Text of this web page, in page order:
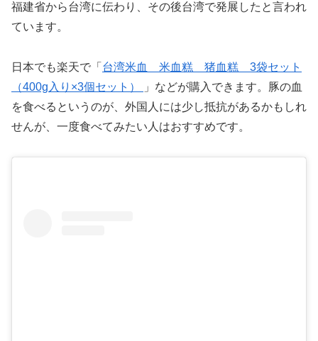
福建省から台湾に伝わり、その後台湾で発展したと言われ
ています。
日本でも楽天で「 台湾米血 米血糕 猪血糕 3袋セット
（400g入り×3個セット）
」などが購入できます。豚の血
を食べるというのが、外国人には少し抵抗があるかもしれ
せんが、一度食べてみたい人はおすすめです。